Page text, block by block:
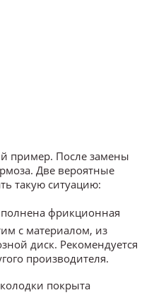
пример. После замены
Две вероятные
такую ситуацию:
фрикционная
с материалом, из
диск. Рекомендуется
производителя.
покрыта